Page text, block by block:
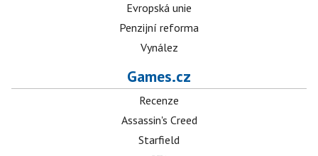
Evropská unie
Penzijní reforma
Vynález
Games.cz
Recenze
Assassin's Creed
Starfield